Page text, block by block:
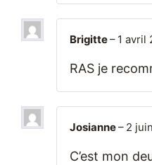
Brigitte– 1 avril
RAS je
Josianne– 2
C’est mon